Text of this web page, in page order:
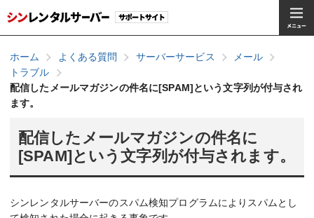
ホーム よくある質問 サーバーサービス
メール
トラブル
配信したメールマガジンの件名に[SPAM]という文字列が付与され
ます。
配信したメールマガジンの件名に
[SPAM]という文字列が付与されます。
シンレンタルサーバーのスパム検知プログラムによりスパムとし